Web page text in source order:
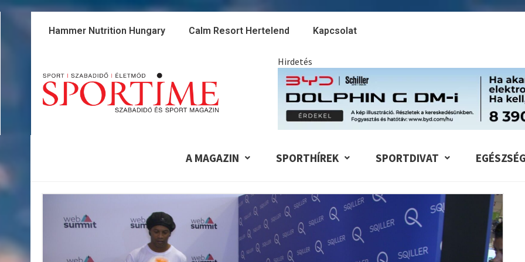
Skip
Hammer Nutrition Hungary Calm Resort Hertelend Kapcsolat
Hirdetés
A MAGAZIN SPORTHÍREK SPORTDIVAT EGÉSZSÉG